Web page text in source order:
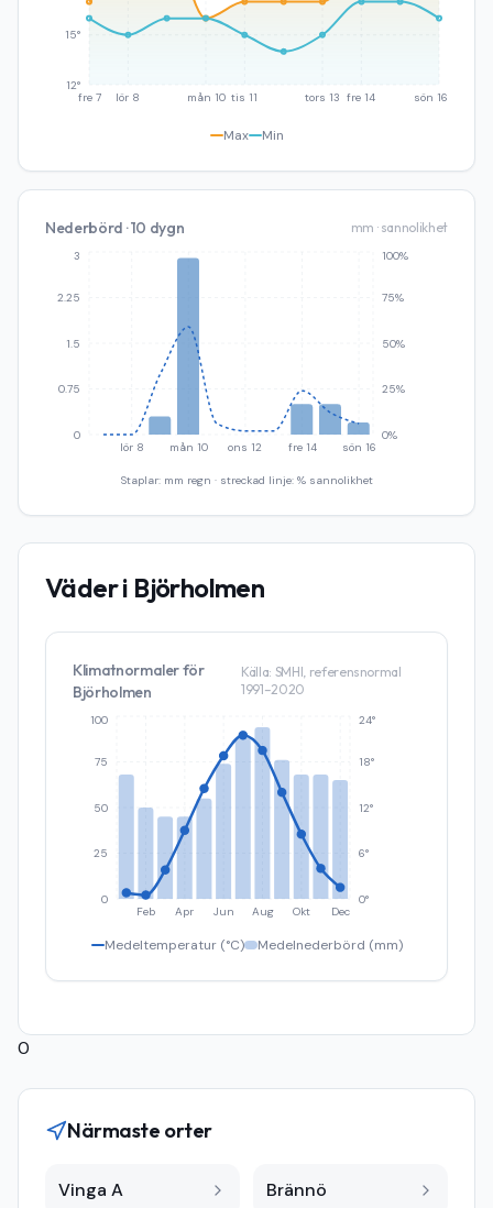
fre 7 lör 8 mån 10 tis 11 tors 13 fre 14 sön 16
12°
15°
Max Min
Nederbörd · 10 dygn mm · sannolikhet
lör 8 mån 10 ons 12 fre 14 sön 16
0
0.75
1.5
2.25
3
0%
25%
50%
75%
100%
Staplar: mm regn · streckad linje: % sannolikhet
Väder i Björholmen
Klimatnormaler för
Björholmen
Källa: SMHI, referensnormal
1991–2020
Feb Apr Jun Aug Okt Dec
0
25
50
75
100
0°
6°
12°
18°
24°
Medeltemperatur (°C) Medelnederbörd (mm)
0
Närmaste orter
Vinga A Brännö